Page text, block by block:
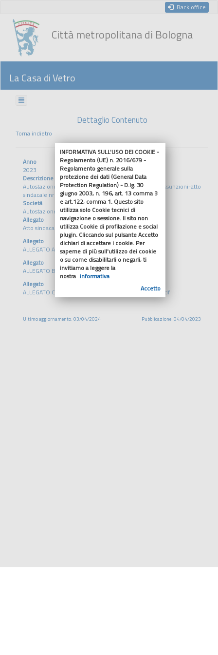
Back office
Città metropolitana di Bologna
La Casa di Vetro
Dettaglio Contenuto
Torna indietro
Anno
2023
Descrizione
Autostazione di Bologna s.r.l.: budget 2023 e piano assunzioni-atto
sindacale nr 65/2023
Società
Autostazione di Bologna s.r.l
Allegato
Atto sindacale nr 65 del 28_3_23.pdf
Allegato
ALLEGATO A - BUDGET 2023.pdf
Allegato
ALLEGATO B - RELAZIONE AL BUDGET 2023.pdf
Allegato
ALLEGATO C - ASSEMBLEA SOCI PIANO ASSUNZIONE.pdf
Ultimo aggiornamento: 03/04/2024 Pubblicazione: 04/04/2023
INFORMATIVA SULL'USO DEI COOKIE -
Regolamento (UE) n. 2016/679 -
Regolamento generale sulla
protezione dei dati (General Data
Protection Regulation) - D.lg. 30
giugno 2003, n. 196, art. 13 comma 3
e art.122, comma 1. Questo sito
utilizza solo Cookie tecnici di
navigazione o sessione. Il sito non
utilizza Cookie di profilazione e social
plugin. Cliccando sul pulsante Accetto
dichiari di accettare i cookie. Per
saperne di più sull'utilizzo dei cookie
o su come disabilitarli o negarli, ti
invitiamo a leggere la
nostra informativa
Accetto